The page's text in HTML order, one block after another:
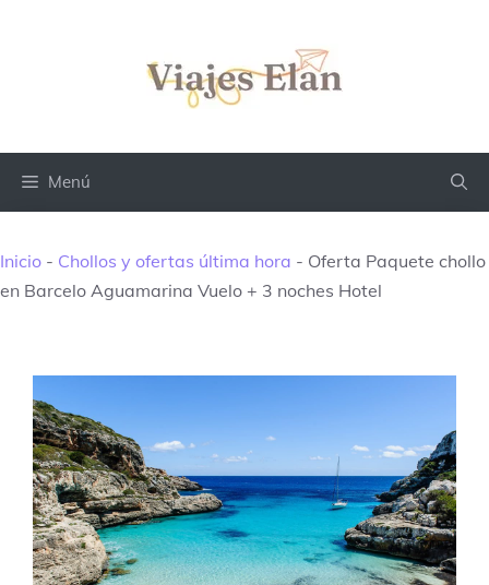
Menú
Inicio - Chollos y ofertas última hora - Oferta Paquete chollo
en Barcelo Aguamarina Vuelo + 3 noches Hotel